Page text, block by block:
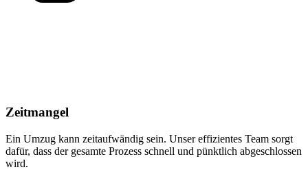
Zeitmangel
Ein Umzug kann zeitaufwändig sein. Unser effizientes Team sorgt
dafür, dass der gesamte Prozess schnell und pünktlich abgeschlossen
wird.